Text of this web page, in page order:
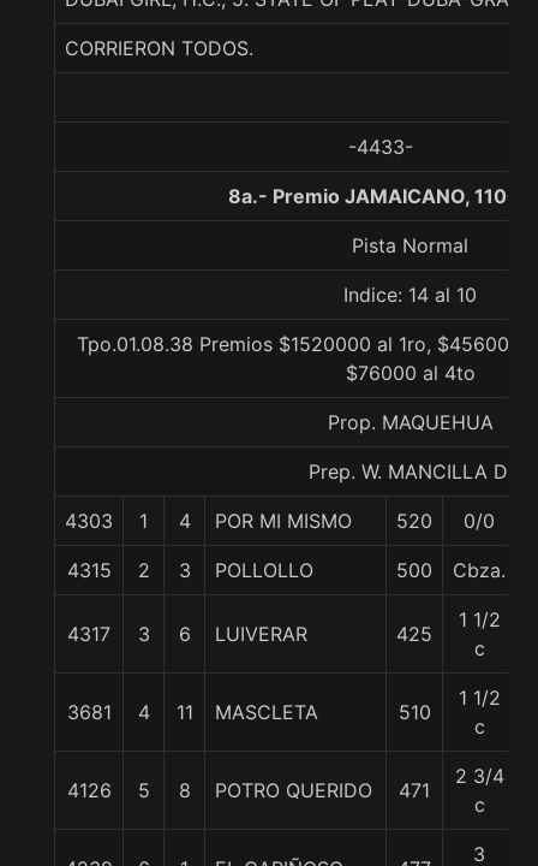
CORRIERON TODOS.
-4433-
8a.- Premio JAMAICANO, 1100
Pista Normal
Indice: 14 al 10
Tpo.01.08.38 Premios $1520000 al 1ro, $456000
$76000 al 4to
Prop. MAQUEHUA
Prep. W. MANCILLA D.
4303 1 4 POR MI MISMO 520 0/0
4315 2 3 POLLOLLO 500 Cbza.
4317 3 6 LUIVERAR 425
1 1/2
c
3681 4 11 MASCLETA 510
1 1/2
c
4126 5 8 POTRO QUERIDO 471
2 3/4
c
3